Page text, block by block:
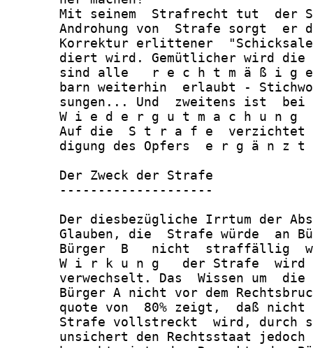
Mit seinem  Strafrecht tut  der
Androhung von  Strafe sorgt  er
Korrektur erlittener
diert wird. Gemütlicher wird
sind alle   r e c h t m ä ß i g
barn weiterhin  erlaubt -
sungen... Und  zweitens ist
W i e d e r g u t m a c h u n g
Auf die  S t r a f e
digung des Opfers  e r g ä n z
       Der Zweck der Strafe
       --------------------
Der diesbezügliche Irrtum der
Glauben, die  Strafe würde  an
Bürger  B   nicht  straffällig
W i r k u n g   der Strafe
verwechselt. Das  Wissen um
Bürger A nicht vor dem
quote von  80% zeigt,  daß
Strafe vollstreckt  wird, durch
unsichert den Rechtsstaat